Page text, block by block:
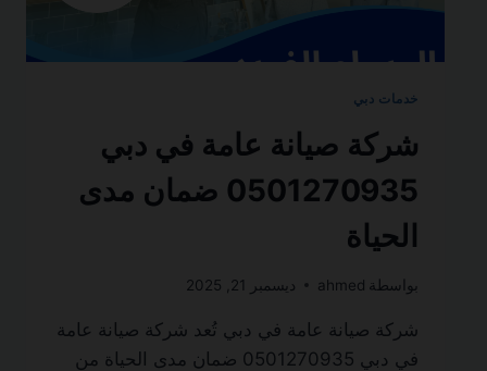
خدمات دبي
شركة صيانة عامة في دبي
0501270935 ضمان مدى
الحياة
بواسطة ahmed ديسمبر 21, 2025
شركة صيانة عامة في دبي تُعد شركة صيانة عامة
في دبي 0501270935 ضمان مدى الحياة من